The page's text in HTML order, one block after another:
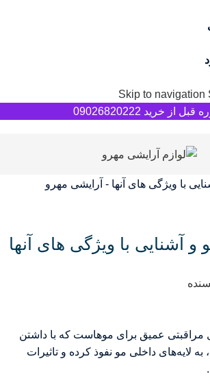
Skip to navigation
از خرید 09026820222
و آشنایی با ویژگی های آنها
عمیق برای موهاست که با داشتن
لایه‌های داخلی مو نفوذ کرده و تاثیرات